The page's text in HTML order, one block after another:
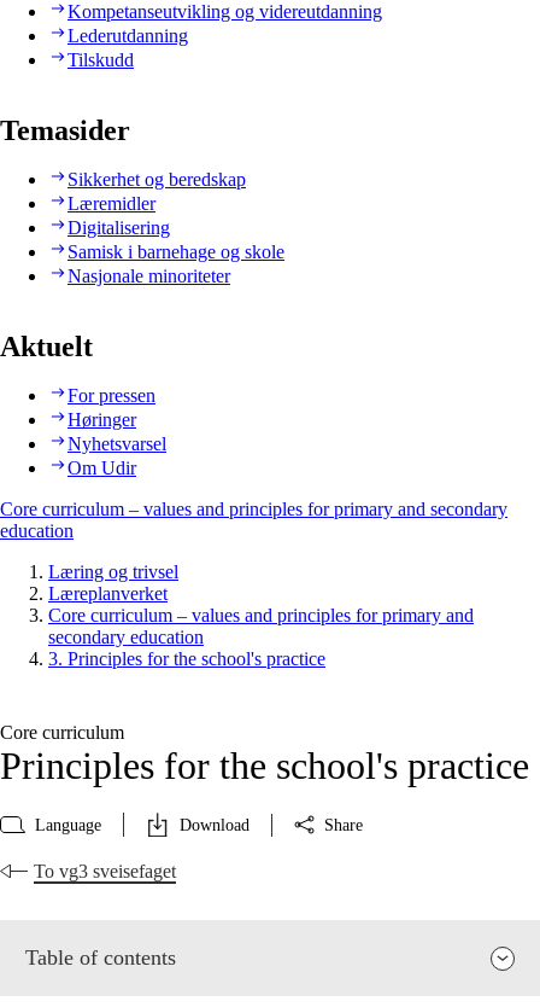
Kompetanseutvikling og videreutdanning
Lederutdanning
Tilskudd
Temasider
Sikkerhet og beredskap
Læremidler
Digitalisering
Samisk i barnehage og skole
Nasjonale minoriteter
Aktuelt
For pressen
Høringer
Nyhetsvarsel
Om Udir
Core curriculum – values and principles for primary and secondary
education
Læring og trivsel
Læreplanverket
Core curriculum – values and principles for primary and
secondary education
3. Principles for the school's practice
Core curriculum
Principles for the school's practice
Language Download Share
To vg3 sveisefaget
Table of contents